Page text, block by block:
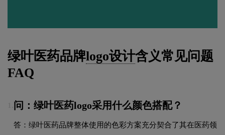
绿叶医药品牌logo设计含义常见问题
FAQ
问：绿叶医药logo采用什么颜色搭配？
答：绿叶医药品牌整体使用的色彩方案充分契合了其在医药领